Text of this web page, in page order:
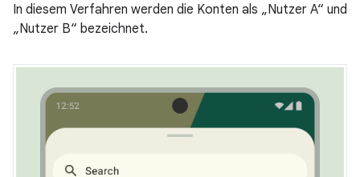
In diesem Verfahren werden die Konten als „Nutzer A“ und
„Nutzer B“ bezeichnet.